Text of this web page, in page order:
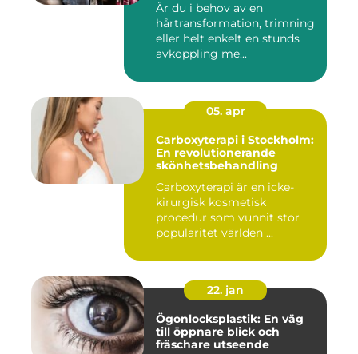
Är du i behov av en
hårtransformation, trimning
eller helt enkelt en stunds
avkoppling me...
05. apr
Carboxyterapi i Stockholm:
En revolutionerande
skönhetsbehandling
Carboxyterapi är en icke-
kirurgisk kosmetisk
procedur som vunnit stor
popularitet världen ...
22. jan
Ögonlocksplastik: En väg
till öppnare blick och
fräschare utseende